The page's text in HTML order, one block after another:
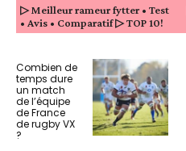
▷ Meilleur rameur fytter • Test
• Avis • Comparatif ▷ TOP 10!
Combien de
temps dure
un match
de l’équipe
de France
de rugby VX
?